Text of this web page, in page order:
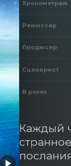
Хронометраж
Режиссер
Продюсер
Сценарист
В ролях
Каждый